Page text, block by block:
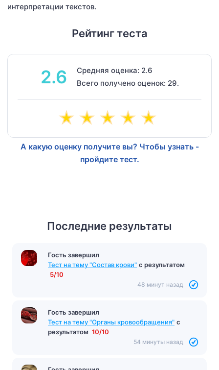
интерпретации текстов.
Рейтинг теста
2.6
Средняя оценка: 2.6
Всего получено оценок: 29.
А какую оценку получите вы? Чтобы узнать -
пройдите тест.
Последние результаты
Гость завершил
Тест на тему "Состав крови" с результатом
5/10
48 минут назад
Гость завершил
Тест на тему "Органы кровообращения" с
результатом 10/10
54 минуты назад